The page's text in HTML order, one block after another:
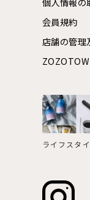
会員規約
店舗の管理
ライフスタ